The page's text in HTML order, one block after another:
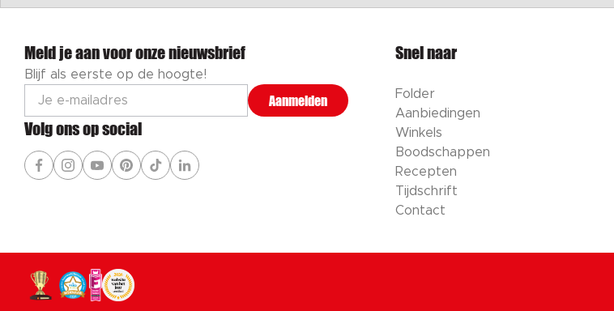
Meld je aan voor onze nieuwsbrief
Blijf als eerste op de hoogte!
Aanmelden
Volg ons op social
Snel naar
Folder
Aanbiedingen
Winkels
Boodschappen
Recepten
Tijdschrift
Contact